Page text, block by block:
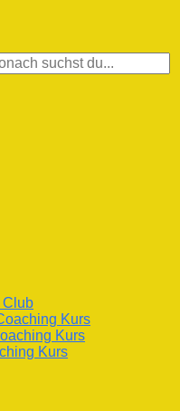
Club
Kurs
Kurs
Kurs